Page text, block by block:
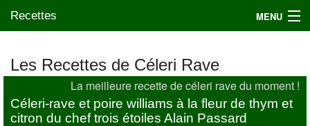
Recettes MENU
Mes blogs préférés
Les Recettes de Céleri Rave
La meilleure recette de céleri rave du moment !
Céleri-rave et poire williams à la fleur de thym et
citron du chef trois étoiles Alain Passard